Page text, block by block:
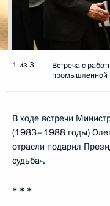
1 из 3
Встреча с
промышленной
В ходе встречи
(1983–1988 годы)
отрасли подарил
судьба».
* * *